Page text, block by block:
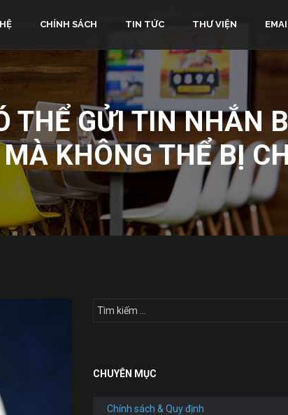
CHÍNH SÁCH TIN TỨC THƯ VIỆN
THỂ GỬI TIN NHẮN
KHÔNG THỂ BỊ
CHUYÊN MỤC
Chính sách & Quy định